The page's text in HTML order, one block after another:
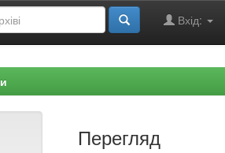
Вхід:
Перегляд